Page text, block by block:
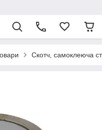
Скотч, самоклеюча